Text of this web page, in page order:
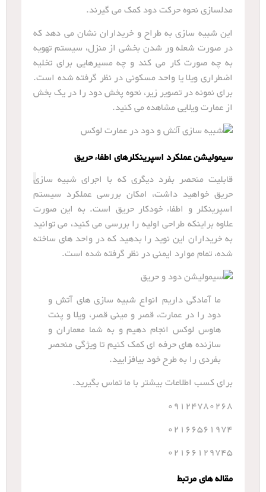
مدلسازی نحوه حرکت دود کمک می گیرند.
این شبیه سازی به طراح و خریداران نشان می دهد که
در صورت شعله ور شدن بخشی از منزل، سیستم تهویه
به چه صورت کار می کند و چه مسیرهایی برای تخلیه
اضطراری ویلا یا واحد مسکونی در نظر گرفته شده است.
برای نمونه در تصویر زیر، نحوه پخش دود را در یک بخش
از عمارت ویلایی مشاهده می کنید.
سیمولیشن عملکرد اسپرینکلرهای اطفاء حریق
قابلیت منحصر بفرد دیگری که با اجرای شبیه سازی
حریق خواهید داشت، امکان بررسی عملکرد سیستم
اسپرینکلر و اطفاء خودکار حریق است. به این صورت
علاوه براینکه طراحی اولیه را بررسی می کنید، می توانید
به خریداران این نوید را بدهید که در واحد های ساخته
شده، تمام موارد ایمنی در نظر گرفته شده است.
ما آمادگی داریم انواع شبیه سازی های آتش و
دود را در عمارت، قصر و مینی قصر، ویلا و پنت
هاوس لوکس انجام دهیم و به شما معماران و
سازنده های حرفه ای کمک کنیم تا ویژگی منحصر
بفردی را به طرح خود بیافزایید.
برای کسب اطلاعات بیشتر با ما تماس بگیرید.
09124780268
02166561974
02166129745
مقاله های مرتبط